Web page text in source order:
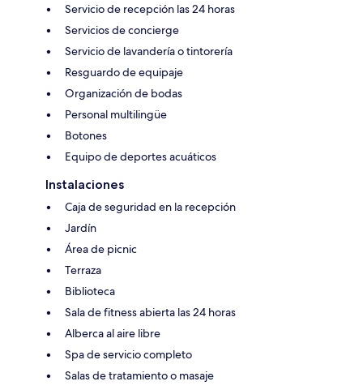
Servicio de recepción las 24 horas
Servicios de concierge
Servicio de lavandería o tintorería
Resguardo de equipaje
Organización de bodas
Personal multilingüe
Botones
Equipo de deportes acuáticos
Instalaciones
Caja de seguridad en la recepción
Jardín
Área de picnic
Terraza
Biblioteca
Sala de fitness abierta las 24 horas
Alberca al aire libre
Spa de servicio completo
Salas de tratamiento o masaje